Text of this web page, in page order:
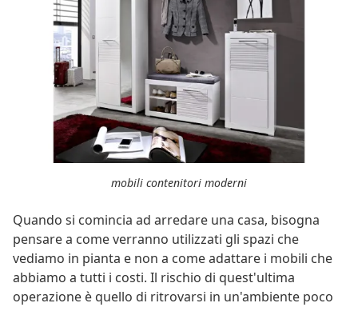
mobili contenitori moderni
Quando si comincia ad arredare una casa, bisogna
pensare a come verranno utilizzati gli spazi che
vediamo in pianta e non a come adattare i mobili che
abbiamo a tutti i costi. Il rischio di quest'ultima
operazione è quello di ritrovarsi in un'ambiente poco